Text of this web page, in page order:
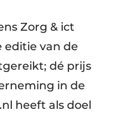
Zorg & ict
editie van de
dé prijs
in de
heeft als doel